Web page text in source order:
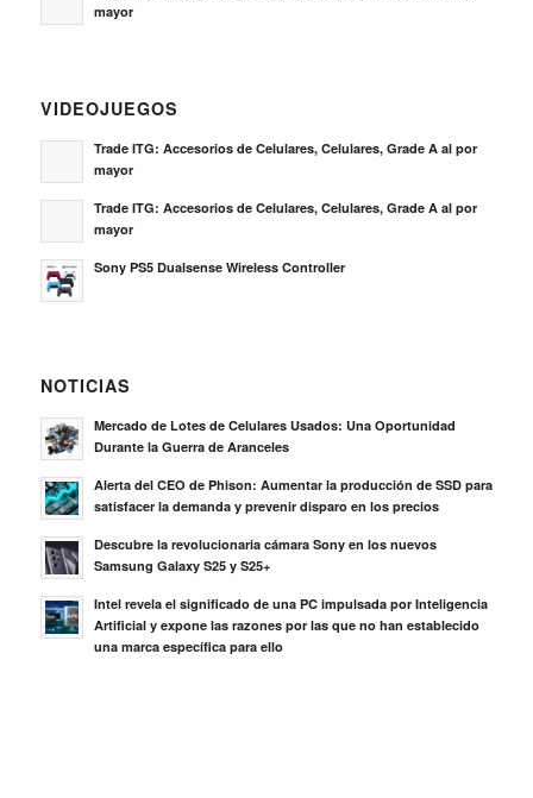
mayor
VIDEOJUEGOS
Trade ITG: Accesorios de Celulares, Celulares, Grade A al por
mayor
Trade ITG: Accesorios de Celulares, Celulares, Grade A al por
mayor
Sony PS5 Dualsense Wireless Controller
NOTICIAS
Mercado de Lotes de Celulares Usados: Una Oportunidad
Durante la Guerra de Aranceles
Alerta del CEO de Phison: Aumentar la producción de SSD para
satisfacer la demanda y prevenir disparo en los precios
Descubre la revolucionaria cámara Sony en los nuevos
Samsung Galaxy S25 y S25+
Intel revela el significado de una PC impulsada por Inteligencia
Artificial y expone las razones por las que no han establecido
una marca específica para ello